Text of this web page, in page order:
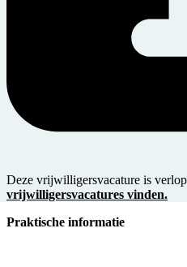
Deze vrijwilligersvacature is
vrijwilligersvacatures vinden.
Praktische informatie